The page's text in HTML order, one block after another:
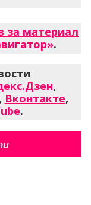
за материал
.
,
Вконтакте,
.